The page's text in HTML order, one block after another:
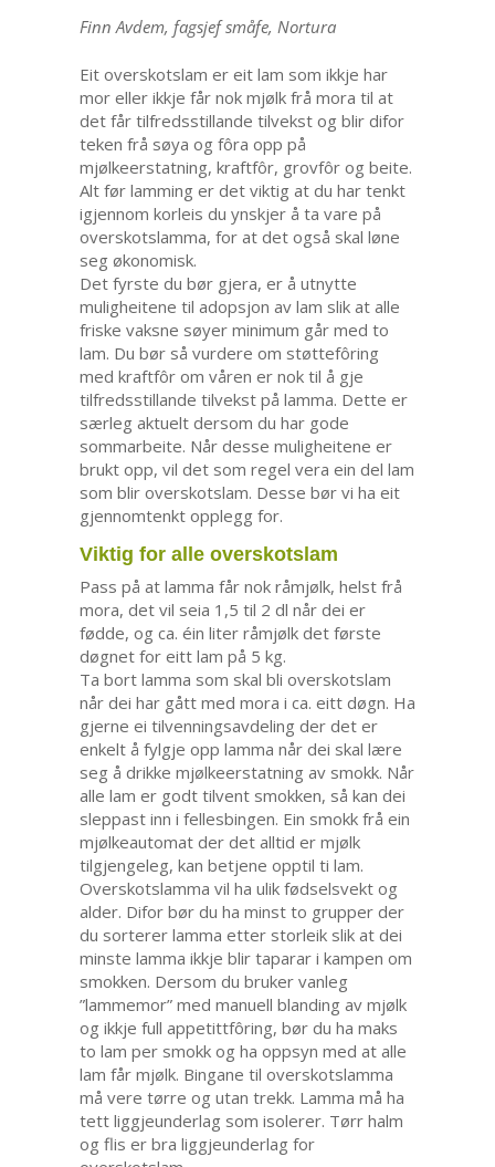
Finn Avdem, fagsjef småfe, Nortura
Eit overskotslam er eit lam som ikkje har
mor eller ikkje får nok mjølk frå mora til at
det får tilfredsstillande tilvekst og blir difor
teken frå søya og fôra opp på
mjølkeerstatning, kraftfôr, grovfôr og beite.
Alt før lamming er det viktig at du har tenkt
igjennom korleis du ynskjer å ta vare på
overskotslamma, for at det også skal løne
seg økonomisk.
Det fyrste du bør gjera, er å utnytte
muligheitene til adopsjon av lam slik at alle
friske vaksne søyer minimum går med to
lam. Du bør så vurdere om støttefôring
med kraftfôr om våren er nok til å gje
tilfredsstillande tilvekst på lamma. Dette er
særleg aktuelt dersom du har gode
sommarbeite. Når desse muligheitene er
brukt opp, vil det som regel vera ein del lam
som blir overskotslam. Desse bør vi ha eit
gjennomtenkt opplegg for.
Viktig for alle overskotslam
Pass på at lamma får nok råmjølk, helst frå
mora, det vil seia 1,5 til 2 dl når dei er
fødde, og ca. éin liter råmjølk det første
døgnet for eitt lam på 5 kg.
Ta bort lamma som skal bli overskotslam
når dei har gått med mora i ca. eitt døgn. Ha
gjerne ei tilvenningsavdeling der det er
enkelt å fylgje opp lamma når dei skal lære
seg å drikke mjølkeerstatning av smokk. Når
alle lam er godt tilvent smokken, så kan dei
sleppast inn i fellesbingen. Ein smokk frå ein
mjølkeautomat der det alltid er mjølk
tilgjengeleg, kan betjene opptil ti lam.
Overskotslamma vil ha ulik fødselsvekt og
alder. Difor bør du ha minst to grupper der
du sorterer lamma etter storleik slik at dei
minste lamma ikkje blir taparar i kampen om
smokken. Dersom du bruker vanleg
”lammemor” med manuell blanding av mjølk
og ikkje full appetittfôring, bør du ha maks
to lam per smokk og ha oppsyn med at alle
lam får mjølk. Bingane til overskotslamma
må vere tørre og utan trekk. Lamma må ha
tett liggjeunderlag som isolerer. Tørr halm
og flis er bra liggjeunderlag for